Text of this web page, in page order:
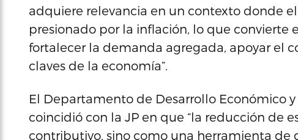
adquiere relevancia en un contexto donde
presionado por la inflación, lo que convierte
fortalecer la demanda agregada, apoyar el
claves de la economía”.
El Departamento de Desarrollo Económico
coincidió con la JP en que “la reducción de
contributivo, sino como una herramienta